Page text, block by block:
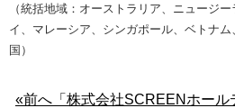
（統括地域：オーストラリア、ニュージ
イ、マレーシア、シンガポール、ベトナ
国）
«前へ「株式会社SCREENホール